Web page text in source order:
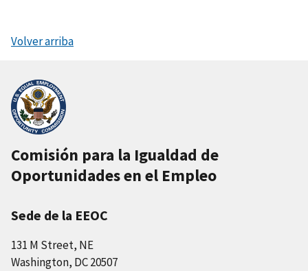
Volver arriba
Comisión para la Igualdad de
Oportunidades en el Empleo
Sede de la EEOC
131 M Street, NE
Washington, DC 20507